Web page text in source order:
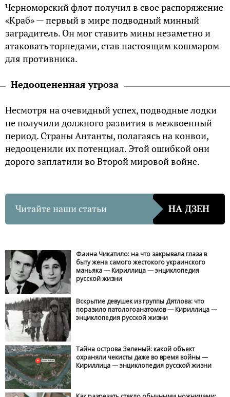
Черноморский флот получил в свое распоряжение
«Краб» — первый в мире подводный минный
заградитель. Он мог ставить мины незаметно и
атаковать торпедами, став настоящим кошмаром
для противника.
Недооцененная угроза
Несмотря на очевидный успех, подводные лодки
не получили должного развития в межвоенный
период. Страны Антанты, полагаясь на конвои,
недооценили их потенциал. Этой ошибкой они
дорого заплатили во Второй мировой войне.
Читайте наши статьи НА ДЗЕН
Фаина Чикатило: на что закрывала глаза в
быту жена самого жестокого украинского
маньяка — Кириллица — энциклопедия
русской жизни
Вскрытие девушек из группы Дятлова: что
поразило патологоанатомов — Кириллица —
энциклопедия русской жизни
Тайна острова Зеленый: какой объект
охраняли чекисты даже во время войны —
Кириллица — энциклопедия русской жизни